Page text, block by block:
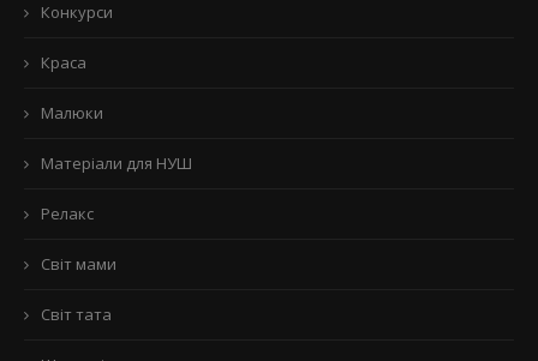
Конкурси
Краса
Малюки
Матеріали для НУШ
Релакс
Світ мами
Світ тата